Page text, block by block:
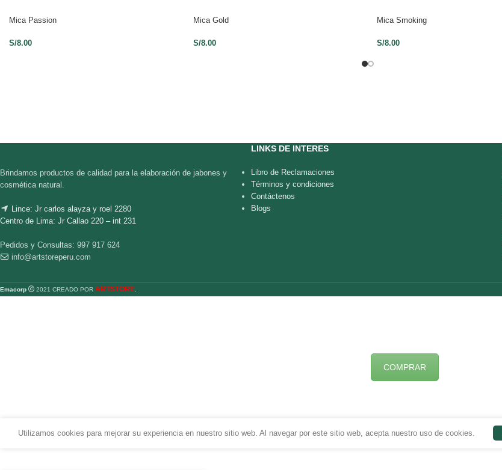
Mica Passion
S/8.00
Mica Gold
S/8.00
Mica Smoking
S/8.00
Brindamos productos de calidad para la elaboración de jabones y
cosmética natural.
Lince: Jr carlos alayza y roel 2280
Centro de Lima: Jr Callao 220 – int 231
Pedidos y Consultas: 997 917 624
info@artstoreperu.com
LINKS DE INTERES
Libro de Reclamaciones
Términos y condiciones
Contáctenos
Blogs
Emacorp 2021 CREADO POR ARTSTORE
COMPRAR
Utilizamos cookies para mejorar su experiencia en nuestro sitio web. Al navegar por este sitio web, acepta nuestro uso de cookies.